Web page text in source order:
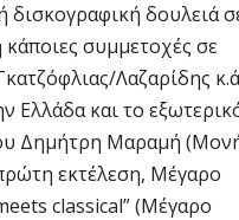
δισκογραφική δουλειά
συμμετοχές σε
Λαζαρίδης
Ελλάδα και το
Δημήτρη Μαραμή
εκτέλεση, Μέγαρο
classical” (Μέγαρο